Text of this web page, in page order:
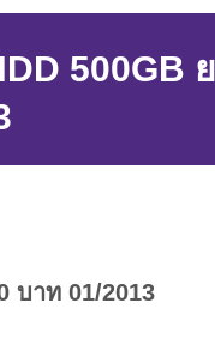
500GB
บาท 01/2013